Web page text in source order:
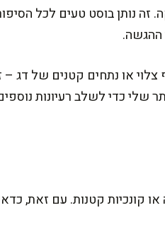
נותן בוסט טעים לכל
ההגשה.
צלוי או נתחים קטנים של דג
שלי כדי לשלב רעיונות
קונכיות קטנות. עם זאת,